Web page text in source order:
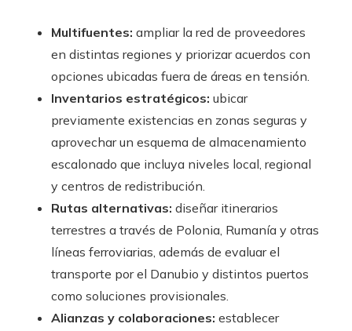
Multifuentes: ampliar la red de proveedores
en distintas regiones y priorizar acuerdos con
opciones ubicadas fuera de áreas en tensión.
Inventarios estratégicos: ubicar
previamente existencias en zonas seguras y
aprovechar un esquema de almacenamiento
escalonado que incluya niveles local, regional
y centros de redistribución.
Rutas alternativas: diseñar itinerarios
terrestres a través de Polonia, Rumanía y otras
líneas ferroviarias, además de evaluar el
transporte por el Danubio y distintos puertos
como soluciones provisionales.
Alianzas y colaboraciones: establecer